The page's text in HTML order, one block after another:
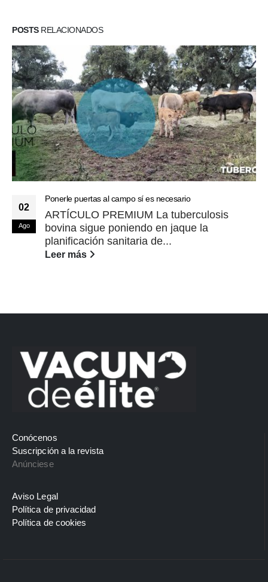
POSTSRELACIONADOS
02
Ago
Ponerle puertas al campo sí es necesario
ARTÍCULO PREMIUM La tuberculosis
bovina sigue poniendo en jaque la
planificación sanitaria de...
Leer más
Conócenos
Suscripción a la revista
Anúnciese
Aviso Legal
Política de privacidad
Política de cookies